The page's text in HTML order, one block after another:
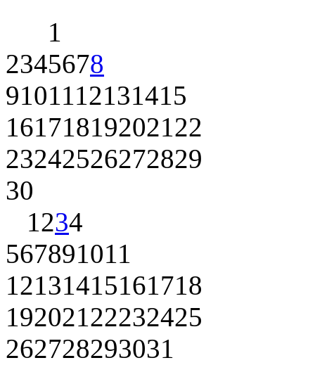
1
2345678
9101112131415
16171819202122
23242526272829
30
1234
567891011
12131415161718
19202122232425
262728293031